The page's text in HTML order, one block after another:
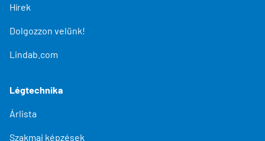
Hírek
Dolgozzon velünk!
Lindab.com
Légtechnika
Árlista
Szakmai képzések